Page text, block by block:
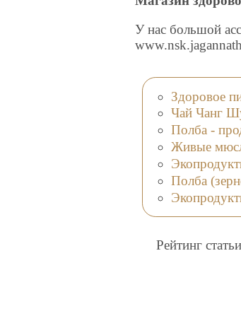
У нас большой
Здоровое
Чай Чанг
Полба -
Живые
Полба
Рейтинг